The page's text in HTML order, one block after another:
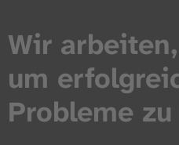
Wir arbeiten,
um
Probleme